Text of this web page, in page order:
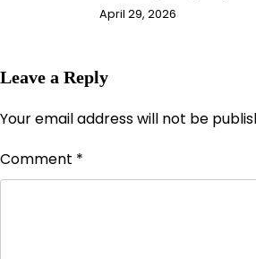
April 29, 2026
Leave a Reply
Your email address will not be
Comment *